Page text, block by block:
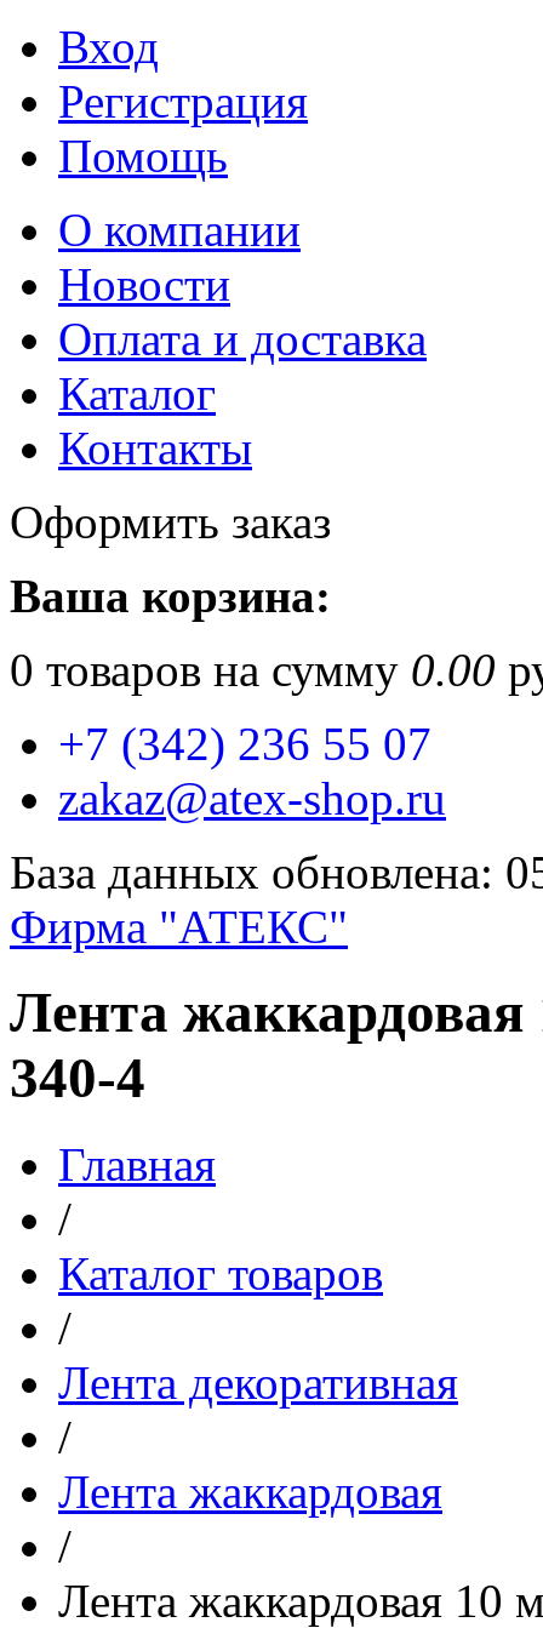
Вход
Регистрация
Помощь
О компании
Новости
Оплата и доставка
Каталог
Контакты
Оформить заказ
Ваша корзина:
0 товаров на сумму 0.00
+7 (342) 236 55 07
zakaz@atex-shop.ru
База данных обновлена:
Фирма "АТЕКС"
Лента
340-4
Главная
/
Каталог товаров
/
Лента декоративная
/
Лента жаккардовая
/
Лента жаккардовая 10